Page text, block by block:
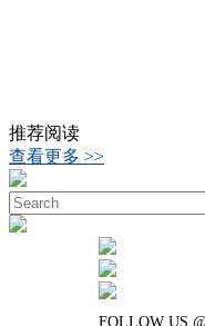
推荐阅读
查看更多 >>
FOLLOW US